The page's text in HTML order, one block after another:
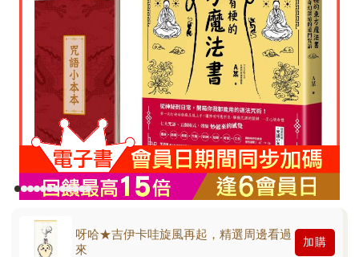
呀哈★吉伊卡哇旋風再起，精選周邊看過
來
加購